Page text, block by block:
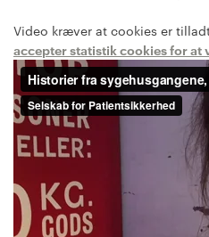
Video kræver at cookies er
accepter statistik cookies for at